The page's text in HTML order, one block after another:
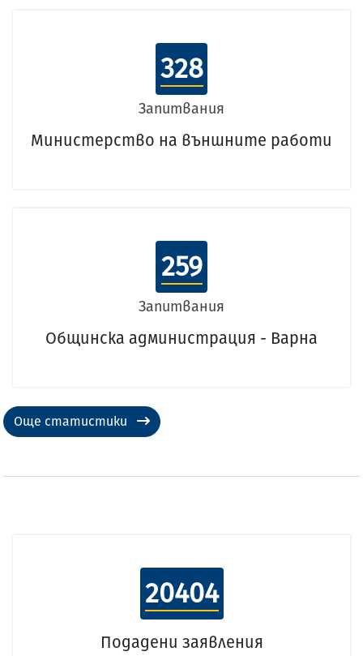
328
Запитвания
Министерство на външните работи
259
Запитвания
Общинска администрация - Варна
Още статистики
20404
Подадени заявления